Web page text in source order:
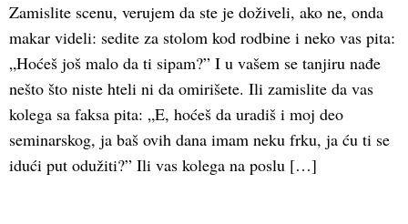
Zamislite scenu, verujem da ste je doživeli, ako ne, onda
makar videli: sedite za stolom kod rodbine i neko vas pita:
„Hoćeš još malo da ti sipam?” I u vašem se tanjiru nađe
nešto što niste hteli ni da omirišete. Ili zamislite da vas
kolega sa faksa pita: „E, hoćeš da uradiš i moj deo
seminarskog, ja baš ovih dana imam neku frku, ja ću ti se
idući put odužiti?” Ili vas kolega na poslu […]